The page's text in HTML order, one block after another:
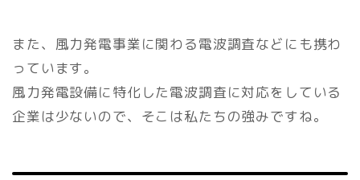
また、風力発電事業に関わる電波調査などにも携わ
っています。
風力発電設備に特化した電波調査に対応をしている
企業は少ないので、そこは私たちの強みですね。